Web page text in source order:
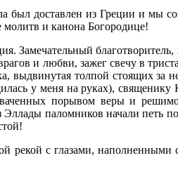
был доставлен из Греции и мы
и канона Богородице!
Замечательный благотворитель,
и любви, зажег свечу в
выдвинутая толпой стоящих за
у меня на руках), священику
порывом веры и
паломников начали петь
рекой с глазами, наполненными